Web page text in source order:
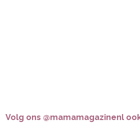
Volg ons @mamamagazinenl